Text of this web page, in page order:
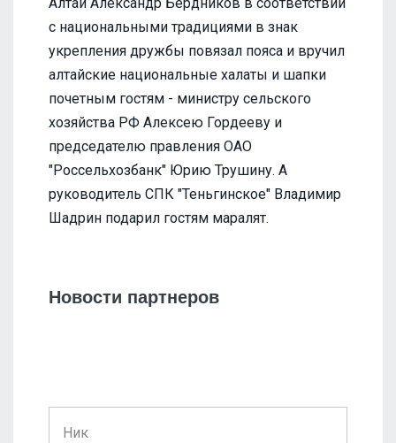
с национальными традициями в знак
укрепления дружбы повязал пояса и вручил
алтайские национальные халаты и шапки
почетным гостям - министру сельского
хозяйства РФ Алексею Гордееву и
председателю правления ОАО
"Россельхозбанк" Юрию Трушину. А
руководитель СПК "Теньгинское" Владимир
Шадрин подарил гостям маралят.
Новости партнеров